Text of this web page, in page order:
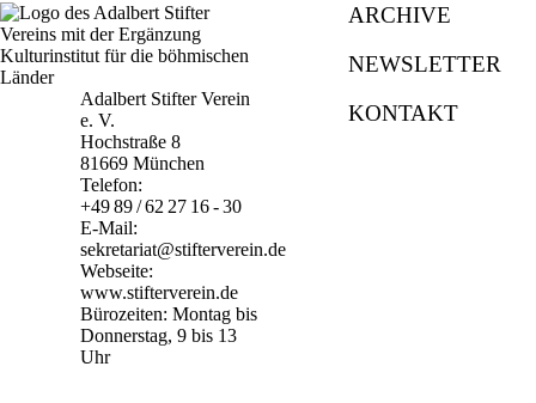
Adalbert Stifter Verein
e. V.
Hochstraße 8
81669 München
Telefon:
+49 89 / 62 27 16 - 30
E-Mail:
sekretariat@stifterverein.de
Webseite:
www.stifterverein.de
Bürozeiten: Montag bis
Donnerstag, 9 bis 13
Uhr
ARCHIVE
NEWSLETTER
KONTAKT